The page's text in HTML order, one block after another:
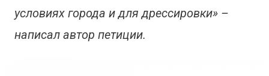
условиях города и для дрессировки» –
написал автор петиции.